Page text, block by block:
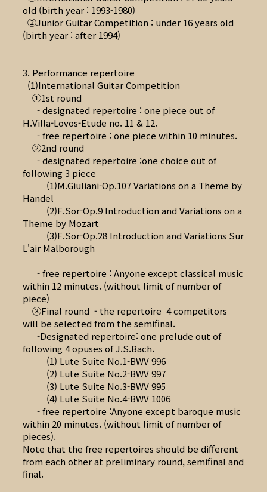
old (birth year : 1993-1980)
②Junior Guitar Competition : under 16 years old
(birth year : after 1994)
3. Performance repertoire
(1)International Guitar Competition
①1st round
- designated repertoire : one piece out of
H.Villa-Lovos-Etude no. 11 & 12.
- free repertoire : one piece within 10 minutes.
②2nd round
- designated repertoire :one choice out of
following 3 piece
(1)M.Giuliani-Op.107 Variations on a Theme by
Handel
(2)F.Sor-Op.9 Introduction and Variations on a
Theme by Mozart
(3)F.Sor-Op.28 Introduction and Variations Sur
L'air Malborough
- free repertoire : Anyone except classical music
within 12 minutes. (without limit of number of
piece)
③Final round - the repertoire 4 competitors
will be selected from the semifinal.
-Designated repertoire: one prelude out of
following 4 opuses of J.S.Bach.
(1) Lute Suite No.1-BWV 996
(2) Lute Suite No.2-BWV 997
(3) Lute Suite No.3-BWV 995
(4) Lute Suite No.4-BWV 1006
- free repertoire :Anyone except baroque music
within 20 minutes. (without limit of number of
pieces).
Note that the free repertoires should be different
from each other at preliminary round, semifinal and
final.